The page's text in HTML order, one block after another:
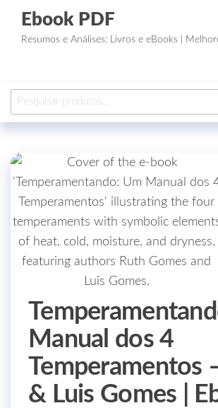
Ebook PDF
Resumos e Análises: Livros e eBooks |
Manual dos 4
Temperamentos
& Luis Gomes |